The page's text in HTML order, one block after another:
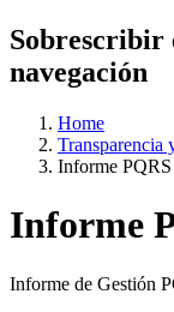
Sobrescribir
navegación
Home
Transparencia
Informe
Informe
Informe de Gestión